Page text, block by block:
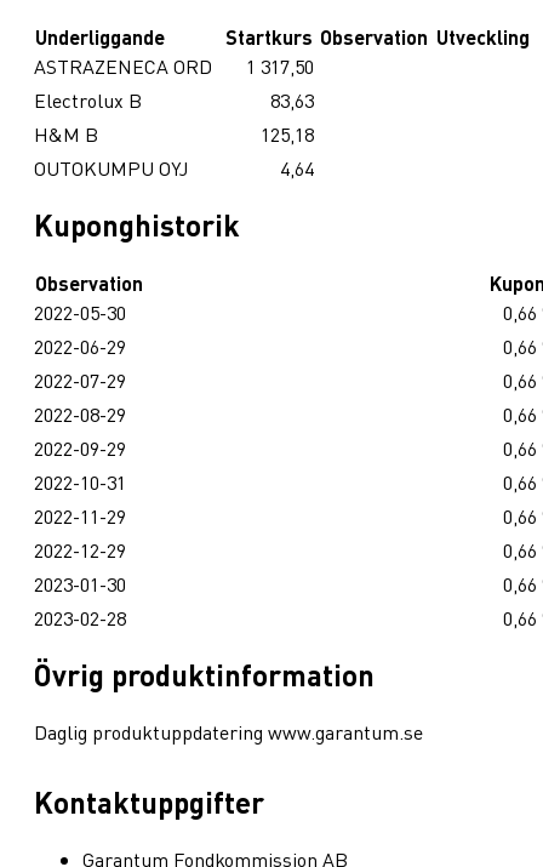
Underliggande Startkurs Observation Utveckling
ASTRAZENECA ORD
1 317,50
Electrolux B
83,63
H&M B
125,18
OUTOKUMPU OYJ
4,64
Kuponghistorik
Observation
2022-05-30
0,66
2022-06-29
0,66
2022-07-29
0,66
2022-08-29
0,66
2022-09-29
0,66
2022-10-31
0,66
2022-11-29
0,66
2022-12-29
0,66
2023-01-30
0,66
2023-02-28
0,66
Övrig produktinformation
Daglig produktuppdatering www.garantum.se
Kontaktuppgifter
Garantum Fondkommission AB